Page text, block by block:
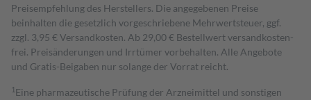
Preisempfehlung des Herstellers. Die angegebenen Preise
beinhalten die gesetzlich vorgeschriebene Mehrwertsteuer, ggf.
zzgl. 3,95 € Versandkosten. Ab 29,00 € Bestell­wert versand­kosten­
frei. Preisänderungen und Irrtümer vorbehalten. Alle Angebote
und Gratis-Beigaben nur solange der Vorrat reicht.
1 Eine pharmazeutische Prüfung der Arzneimittel und sonstigen